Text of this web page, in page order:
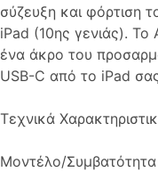
σύζευξη και φόρτιση
iPad (10ης γενιάς).
ένα άκρο του
USB-C από το iPad
Τεχνικά
Μοντέλο/Συμβατότητα